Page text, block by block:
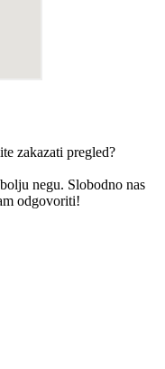
zakazati pregled?
negu. Slobodno nas
odgovoriti!